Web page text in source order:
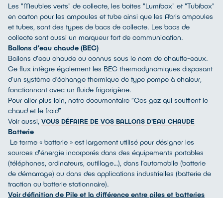
Les "Meubles verts" de collecte, les boites "Lumibox" et "Tubibox"
en carton pour les ampoules et tube ainsi que les Abris ampoules
et tubes, sont des types de bacs de collecte. Les bacs de
collecte sont aussi un marqueur fort de communication.
Ballons d’eau chaude (BEC)
Ballons d'eau chaude ou connus sous le nom de chauffe-eaux.
Ce flux intègre également les BEC thermodynamiques disposant
d’un système d’échange thermique de type pompe à chaleur,
fonctionnant avec un fluide frigorigène.
Pour aller plus loin, notre documentaire “Ces gaz qui soufflent le
chaud et le froid”
Voir aussi, VOUS DÉFAIRE DE VOS BALLONS D'EAU CHAUDE
Batterie
Le terme « batterie » est largement utilisé pour désigner les
sources d'énergie incorporés dans des équipements portables
(téléphones, ordinateurs, outillage…), dans l’automobile (batterie
de démarrage) ou dans des applications industrielles (batterie de
traction ou batterie stationnaire).
Voir définition de Pile et la différence entre piles et batteries